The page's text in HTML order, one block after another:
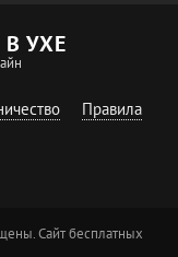
УХЕ
Правила
Сайт бесплатных